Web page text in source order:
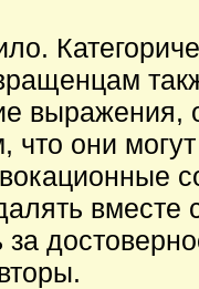
выражения,
что они
вместе
за